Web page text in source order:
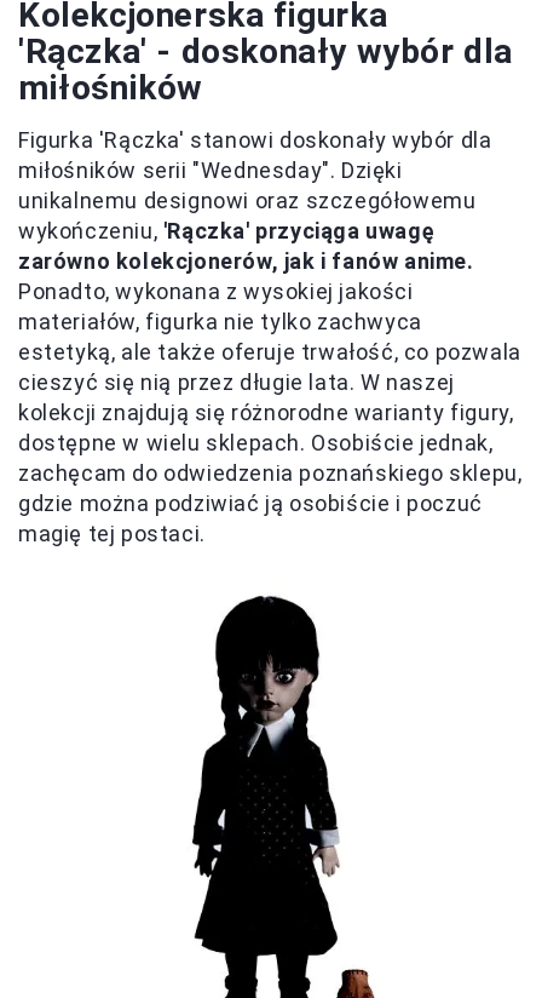
Kolekcjonerska figurka
'Rączka' - doskonały wybór dla
miłośników
Figurka 'Rączka' stanowi doskonały wybór dla
miłośników serii "Wednesday". Dzięki
unikalnemu designowi oraz szczegółowemu
wykończeniu, 'Rączka' przyciąga uwagę
zarówno kolekcjonerów, jak i fanów anime.
Ponadto, wykonana z wysokiej jakości
materiałów, figurka nie tylko zachwyca
estetyką, ale także oferuje trwałość, co pozwala
cieszyć się nią przez długie lata. W naszej
kolekcji znajdują się różnorodne warianty figury,
dostępne w wielu sklepach. Osobiście jednak,
zachęcam do odwiedzenia poznańskiego sklepu,
gdzie można podziwiać ją osobiście i poczuć
magię tej postaci.